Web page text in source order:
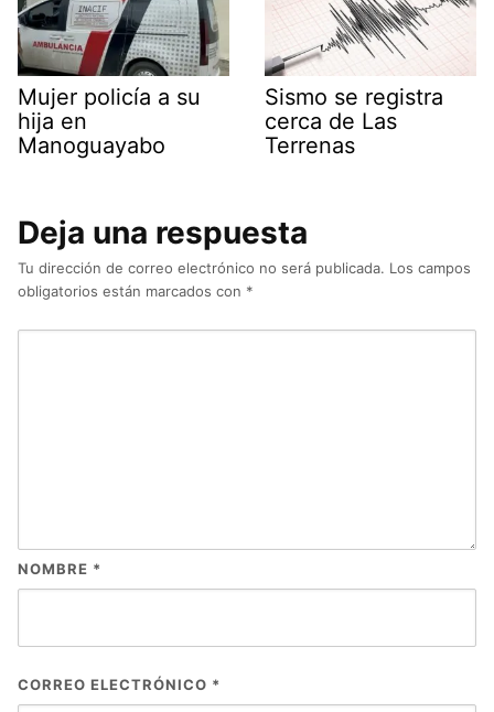
Mujer policía a su
hija en
Manoguayabo
Sismo se registra
cerca de Las
Terrenas
Deja una respuesta
Tu dirección de correo electrónico no será publicada. Los campos
obligatorios están marcados con *
NOMBRE *
CORREO ELECTRÓNICO *